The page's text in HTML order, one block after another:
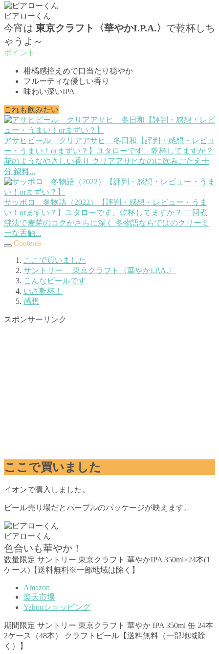
ビアローくん
今宵は 東京クラフト〈華やかI.P.A.〉 で乾杯しち
ゃうよ～
柑橘感控えめで口当たり穏やか
フルーティな優しい香り
味わい深いIPA
これも飲みたい
アサヒビール クリアアサヒ 冬日和【評判・感想・レビュ
ー・うまい！orまずい？】 ユタローです、乾杯してますか？
花のようなやさしい香り クリアアサヒなのに飲みごたえ十
分 鍋料...
サッポロ 冬物語（2022）【評判・感想・レビュー・うま
い！orまずい？】 ユタローです、乾杯してますか？ 二回煮
沸法で麦芽のコクがさらに深く 冬物語ならではのクリーミ
ーな舌触...
Contents
ここで買いました
サントリー 東京クラフト〈華やかI.P.A.〉
こんなビールです
いざ乾杯！
感想
スポンサーリンク
ここで買いました
イオンで購入しました。
ビール売り場だとパープルのパッケージが映えます。
ビアローくん
色合いも華やか！
数量限定 サントリー 東京クラフト 華やかIPA 350ml×24本(1
ケース)【送料無料※一部地域は除く】
Amazon
楽天市場
Yahooショッピング
期間限定 サントリー 東京クラフト 華やか IPA 350ml 缶 24本
2ケース（48本） クラフトビール【送料無料（一部地域除
く）】